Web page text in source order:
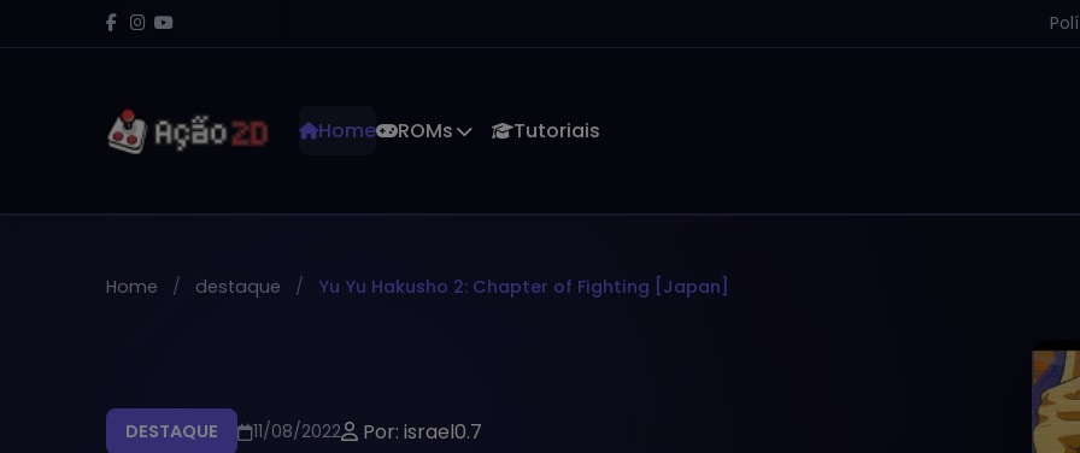
Home ROMs Tutoriais
Home destaque Yu Yu Hakusho 2: Chapter of Fighting [Japan]
DESTAQUE 11/08/2022 Por: israel0.7